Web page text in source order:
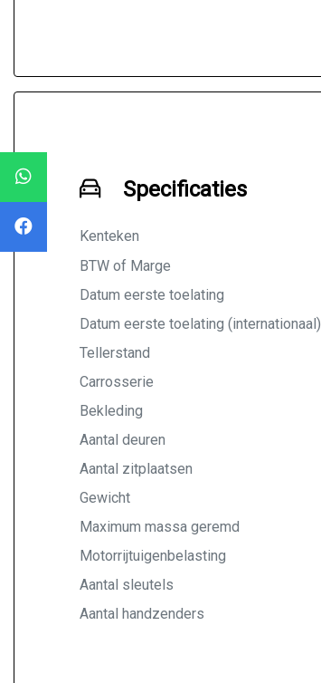
Specificaties
Kenteken
BTW of Marge
Datum eerste toelating
Datum eerste toelating (internationaal)
Tellerstand
Carrosserie
Bekleding
Aantal deuren
Aantal zitplaatsen
Gewicht
Maximum massa geremd
Motorrijtuigenbelasting
Aantal sleutels
Aantal handzenders